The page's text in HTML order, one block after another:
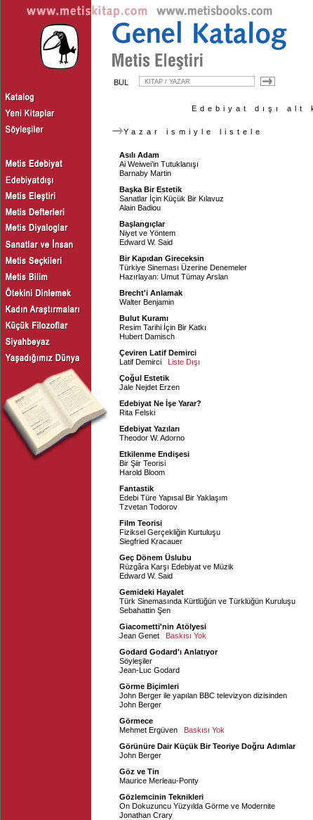
BUL
Edebiyat dışı
Yazar ismiyle listele
Asılı Adam
Ai Weiwei’in Tutuklanışı
Barnaby Martin
Başka Bir Estetik
Sanatlar İçin Küçük Bir Kılavuz
Alain Badiou
Başlangıçlar
Niyet ve Yöntem
Edward W. Said
Bir Kapıdan Gireceksin
Türkiye Sineması Üzerine Denemeler
Hazırlayan: Umut Tümay Arslan
Brecht'i Anlamak
Walter Benjamin
Bulut Kuramı
Resim Tarihi İçin Bir Katkı
Hubert Damisch
Çeviren Latif Demirci
Latif Demirci
Liste Dışı
Çoğul Estetik
Jale Nejdet Erzen
Edebiyat Ne İşe Yarar?
Rita Felski
Edebiyat Yazıları
Theodor W. Adorno
Etkilenme Endişesi
Bir Şiir Teorisi
Harold Bloom
Fantastik
Edebi Türe Yapısal Bir Yaklaşım
Tzvetan Todorov
Film Teorisi
Fiziksel Gerçekliğin Kurtuluşu
Siegfried Kracauer
Geç Dönem Üslubu
Rüzgâra Karşı Edebiyat ve Müzik
Edward W. Said
Gemideki Hayalet
Türk Sinemasında Kürtlüğün ve Türklüğün Kuruluşu
Sebahattin Şen
Giacometti'nin Atölyesi
Jean Genet
Baskısı Yok
Godard Godard'ı Anlatıyor
Söyleşiler
Jean-Luc Godard
Görme Biçimleri
John Berger ile yapılan BBC televizyon dizisinden
John Berger
Görmece
Mehmet Ergüven
Baskısı Yok
Görünüre Dair Küçük Bir Teoriye Doğru Adımlar
John Berger
Göz ve Tin
Maurice Merleau-Ponty
Gözlemcinin Teknikleri
On Dokuzuncu Yüzyılda Görme ve Modernite
Jonathan Crary